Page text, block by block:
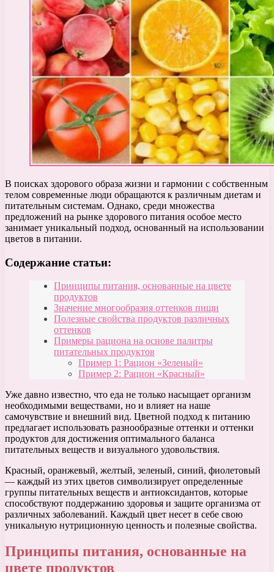
В поисках здорового образа жизни и гармонии с собственным
телом современные люди обращаются к различным диетам и
питательным системам. Однако, среди множества
предложений на рынке здорового питания особое место
занимает уникальный подход, основанный на использовании
цветов в питании.
Содержание статьи:
Принципы питания, основанные на цвете
продуктов
Значение многообразия оттенков пищи
Полезные свойства продуктов различных
оттенков
Примеры рациона на основе палитры
питательных продуктов
Пример 1: Рацион «Зеленый»
Пример 2: Рацион «Красный»
Уже давно известно, что еда не только насыщает организм
необходимыми веществами, но и влияет на наше
самочувствие и внешний вид. Цветной подход к питанию
предлагает использовать разнообразные оттенки и оттенки
продуктов для достижения оптимального баланса
питательных веществ и визуального удовольствия.
Красный, оранжевый, желтый, зеленый, синий, фиолетовый
— каждый из этих цветов символизирует определенные
группы питательных веществ и антиоксидантов, которые
способствуют поддержанию здоровья и защите организма от
различных заболеваний. Каждый цвет несет в себе свою
уникальную нутриционную ценность и полезные свойства.
Принципы питания, основанные на
цвете продуктов